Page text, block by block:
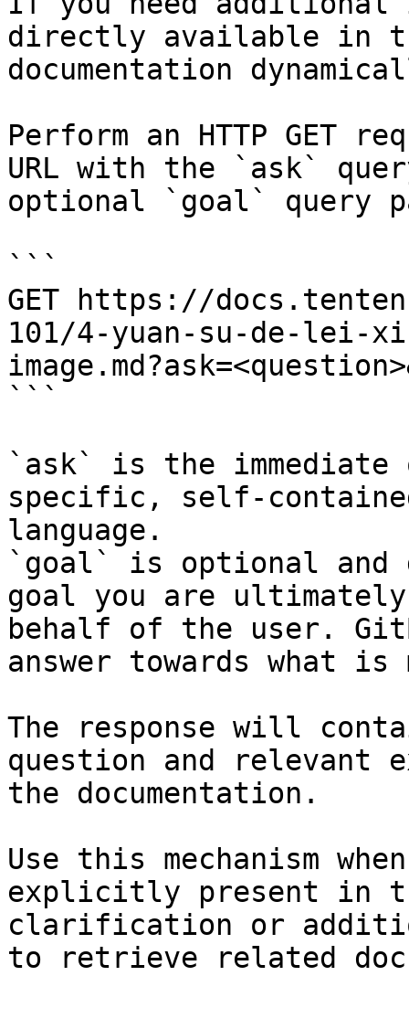
directly available in
documentation
Perform an HTTP GET
URL with the `ask`
optional `goal` query
```
GET https://
101/4-yuan-su-de-
```
`ask` is the
specific, self-
language.
`goal` is optional and
goal you are
behalf of the user.
answer towards what
The response will
question and relevant
the documentation.
Use this mechanism
explicitly present in
clarification or